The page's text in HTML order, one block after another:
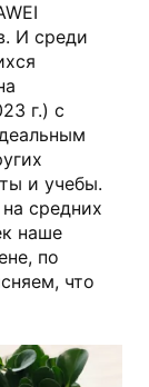
И среди
г.) с
и учебы.
средних
наше
по
что